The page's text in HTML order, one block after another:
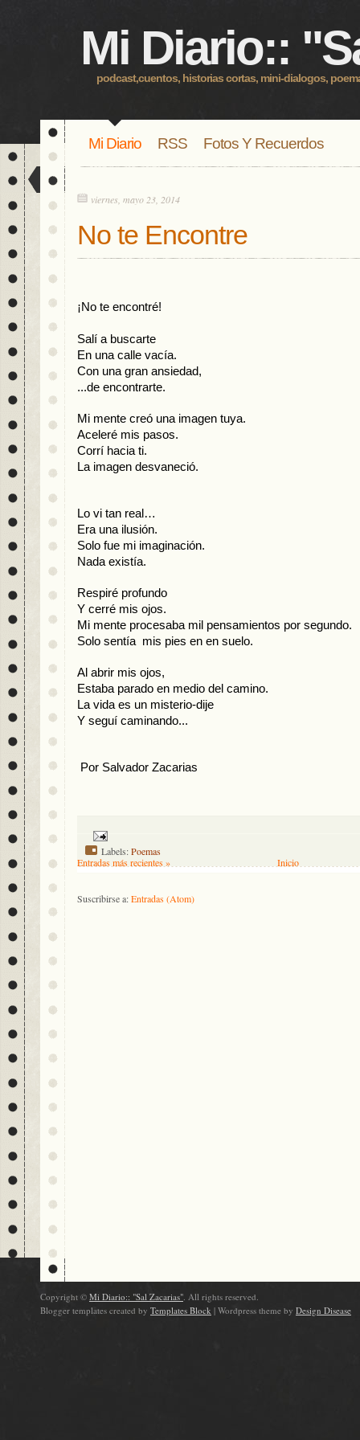
Mi Diario::
podcast,cuentos, historias cortas, mini-dialogos,
Mi Diario RSS Fotos Y Recuerdos
viernes, mayo 23, 2014
No te Encontre
¡No te encontré!
Salí a buscarte
En una calle vacía.
Con una gran ansiedad,
...de encontrarte.
Mi mente creó una imagen tuya.
Aceleré mis pasos.
Corrí hacia ti.
La imagen desvaneció.
Lo vi tan real…
Era una ilusión.
Solo fue mi imaginación.
Nada existía.
Respiré profundo
Y cerré mis ojos.
Mi mente procesaba mil pensamientos por segundo.
Solo sentía  mis pies en en suelo.
Al abrir mis ojos,
Estaba parado en medio del camino.
La vida es un misterio-dije
Y seguí caminando...
Por Salvador Zacarias
Labels:Poemas
Entradas más recientes »
Inicio
Suscribirse a:Entradas (Atom)
Copyright © Mi Diario:: "Sal Zacarias". All rights reserved.
Blogger templates created by Templates Block | Wordpress theme by Design Disease